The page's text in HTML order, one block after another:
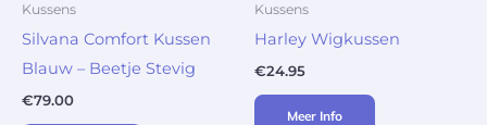
Kussens
Silvana Comfort Kussen
Blauw – Beetje Stevig
€79.00
Kussens
Harley Wigkussen
€24.95
Meer Info